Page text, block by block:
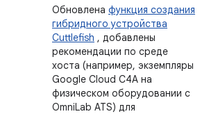
Обновлена ​​функция создания
гибридного устройства
Cuttlefish , добавлены
рекомендации по среде
хоста (например, экземпляры
Google Cloud C4A на
физическом оборудовании с
OmniLab ATS) для